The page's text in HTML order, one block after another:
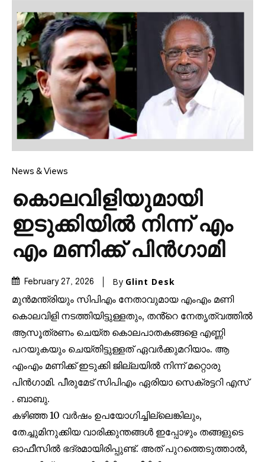
Join our community of
SUBSCRIBERS and be part of the
conversation.
To subscribe, simply enter your email address on our website
News & Views
കൊലവിളിയുമായി
ഇടുക്കിയിൽ നിന്ന് എം
എം മണിക്ക് പിൻഗാമി
February 27, 2026 By Glint Desk
മുൻമന്ത്രിയും സിപിഎം നേതാവുമായ എംഎം മണി
കൊലവിളി നടത്തിയിട്ടുള്ളതും, തൻ്റെ നേതൃത്വത്തിൽ
ആസൂത്രണം ചെയ്ത കൊലപാതകങ്ങളെ എണ്ണി
പറയുകയും ചെയ്തിട്ടുള്ളത് ഏവർക്കുമറിയാം. ആ
എംഎം മണിക്ക് ഇടുക്കി ജില്ലയിൽ നിന്ന് മറ്റൊരു
പിൻഗാമി. പീരുമേട് സിപിഎം ഏരിയാ സെക്രട്ടറി എസ്
. ബാബു.
കഴിഞ്ഞ 10 വർഷം ഉപയോഗിച്ചില്ലെങ്കിലും,
തേച്ചുമിനുക്കിയ വാരിക്കുന്തങ്ങൾ ഇപ്പോഴും തങ്ങളുടെ
ഓഫീസിൽ ഭദ്രമായിരിപ്പുണ്ട്. അത് പുറത്തെടുത്താൽ,